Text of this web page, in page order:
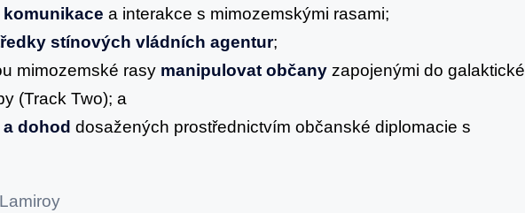
a interakce s mimozemskými rasami;
stínových vládních agentur;
mimozemské rasy manipulovat občany zapojenými do galaktické
(Track Two); a
dohod dosažených prostřednictvím občanské diplomacie s